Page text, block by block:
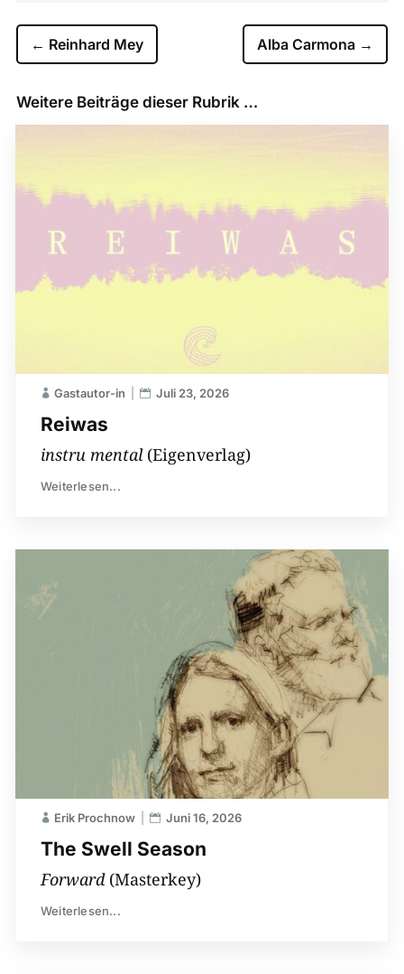
← Reinhard Mey Alba Carmona →
Weitere Beiträge dieser Rubrik …
Reiwas
Gastautor-in Juli 23, 2026
instru mental(Eigenverlag)
Weiterlesen...
The Swell Season
Erik Prochnow Juni 16, 2026
Forward (Masterkey)
Weiterlesen...